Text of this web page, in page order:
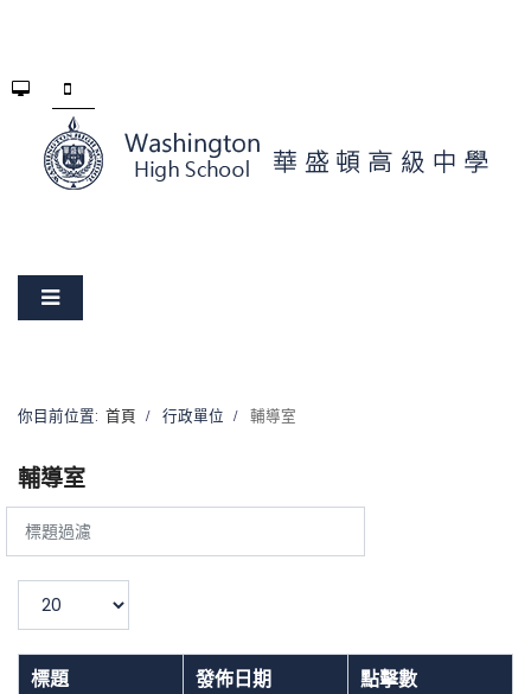
你目前位置: 首頁 行政單位 輔導室
輔導室
過
濾
數
目
標題 發佈日期
點擊數